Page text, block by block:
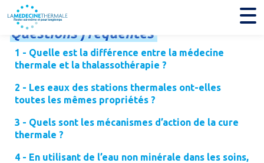
Questionsfréquentes
1 - Quelle est la différence entre la médecine
thermale et la thalassothérapie ?
2 - Les eaux des stations thermales ont-elles
toutes les mêmes propriétés ?
3 - Quels sont les mécanismes d’action de la cure
thermale ?
4 - En utilisant de l’eau non minérale dans les soins,